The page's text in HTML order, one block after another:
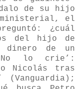
de su hijo
ministerial, el
¿cuál
del hijo de
dinero de un
lo crie’:
Nicolás tras
(Vanguardia);